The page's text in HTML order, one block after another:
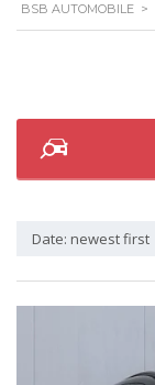
BSB AUTOMOBILE >
Date: newest first